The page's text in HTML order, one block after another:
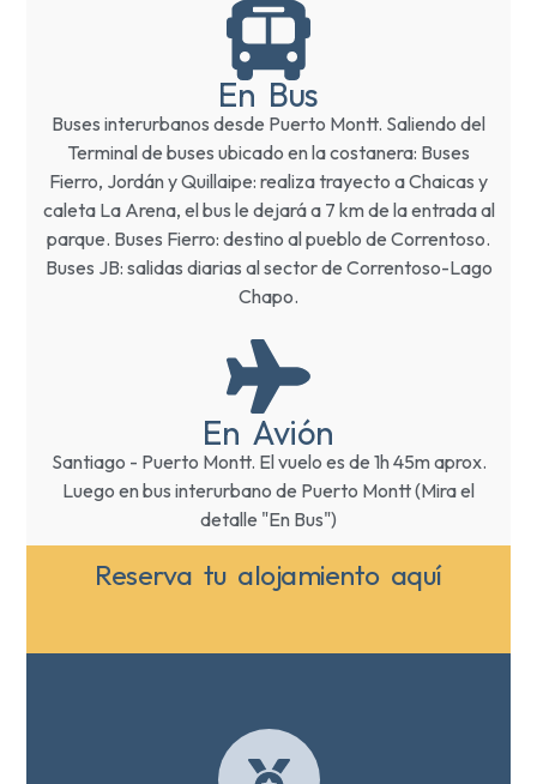
En Bus
Buses interurbanos desde Puerto Montt. Saliendo del
Terminal de buses ubicado en la costanera: Buses
Fierro, Jordán y Quillaipe: realiza trayecto a Chaicas y
caleta La Arena, el bus le dejará a 7 km de la entrada al
parque. Buses Fierro: destino al pueblo de Correntoso.
Buses JB: salidas diarias al sector de Correntoso-Lago
Chapo.
En Avión
Santiago - Puerto Montt. El vuelo es de 1h 45m aprox.
Luego en bus interurbano de Puerto Montt (Mira el
detalle "En Bus")
Reserva tu alojamiento aquí